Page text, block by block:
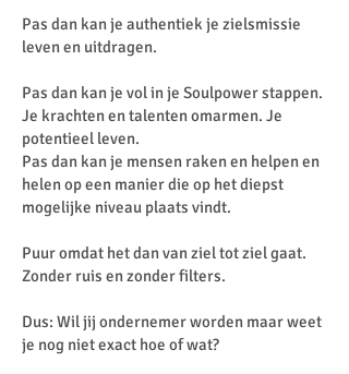
Pas dan kan je authentiek je zielsmissie
leven en uitdragen.
Pas dan kan je vol in je Soulpower stappen.
Je krachten en talenten omarmen. Je
potentieel leven.
Pas dan kan je mensen raken en helpen en
helen op een manier die op het diepst
mogelijke niveau plaats vindt.
Puur omdat het dan van ziel tot ziel gaat.
Zonder ruis en zonder filters.
Dus: Wil jij ondernemer worden maar weet
je nog niet exact hoe of wat?